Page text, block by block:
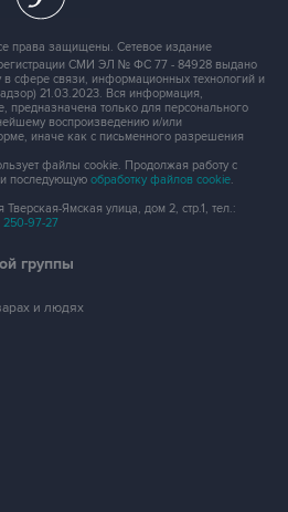
права защищены. Сетевое издание
регистрации СМИ ЭЛ № ФС 77 - 84928 выдано
сфере связи, информационных технологий и
21.03.2023. Вся информация,
предназначена только для персонального
воспроизведению и/или
иначе как с письменного разрешения
файлы cookie. Продолжая работу с
последующую обработку файлов cookie.
Ямская улица, дом 2, стр.1, тел.:
250-97-27
группы
и людях